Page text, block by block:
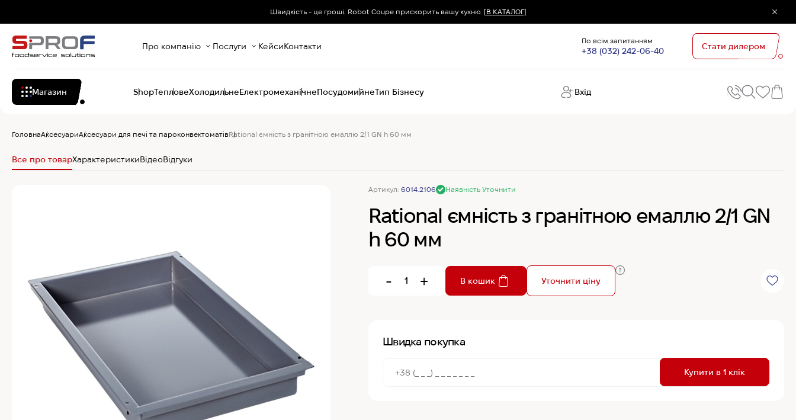
Швидкість - це гроші. Robot Coupe прискорить вашу кухню. [В КАТАЛОГ]
Про компанію Послуги КейсиКонтакти
По всім запитанням
+38 (032) 242-06-40 Стати дилером
Магазин ShopТепловеХолодильнеЕлектромеханічнеПосудомийнеТип Бізнесу Вхід
Пароконвектомати
ГоловнаАксесуариАксесуари для печі та пароконвектоматівRational ємність з гранітною емаллю 2/1 GN h 60 мм
Все про товарХарактеристикиВідеоВідгуки
Артикул: 6014.2106 Наявність Уточнити
Rational ємність з гранітною емаллю 2/1 GN
h 60 мм
- + В кошик Уточнити ціну
Швидка покупка
Купити в 1 клік